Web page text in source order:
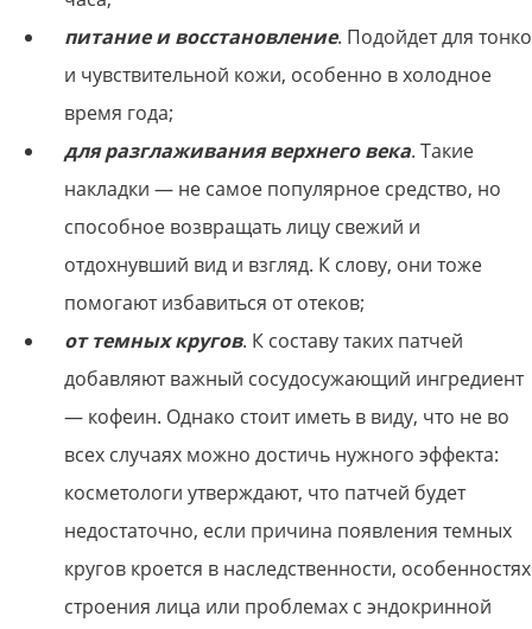
питание и восстановление. Подойдет для
и чувствительной кожи, особенно в холодное
время года;
для разглаживания верхнего века. Такие
накладки — не самое популярное средство, но
способное возвращать лицу свежий и
отдохнувший вид и взгляд. К слову, они тоже
помогают избавиться от отеков;
от темных кругов. К составу таких патчей
добавляют важный сосудосужающий ингредиент
— кофеин. Однако стоит иметь в виду, что не во
всех случаях можно достичь нужного эффекта:
косметологи утверждают, что патчей будет
недостаточно, если причина появления темных
кругов кроется в наследственности, особенностях
строения лица или проблемах с эндокринной